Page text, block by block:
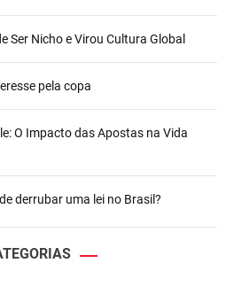
Ser Nicho e Virou Cultura Global
pela copa
O Impacto das Apostas na Vida
derrubar uma lei no Brasil?